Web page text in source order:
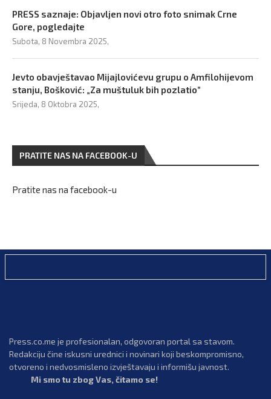
PRESS saznaje: Objavljen novi otro foto snimak Crne
Gore, pogledajte
Subota, 8 Novembra 2025,
Jevto obavještavao Mijajlovićevu grupu o Amfilohijevom
stanju, Bošković: „Za muštuluk bih pozlatio“
Srijeda, 8 Oktobra 2025,
PRATITE NAS NA FACEBOOK-U
Pratite nas na facebook-u
Press.co.me je profesionalan, odgovoran portal sa stavom.
Redakciju čine iskusni urednici i novinari koji beskompromisno,
otvoreno i nedvosmisleno izvještavaju i informišu javnost.
Mi smo tu zbog Vas, čitamo se!